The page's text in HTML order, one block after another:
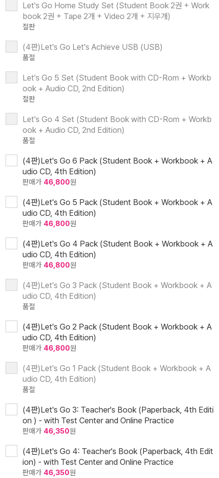
Let's Go Home Study Set (Student Book 2권 + Work
book 2권 + Tape 2개 + Video 2개 + 지우개)
절판
(4판)Let's Go Let's Achieve USB (USB)
품절
Let's Go 5 Set (Student Book with CD-Rom + Workb
ook + Audio CD, 2nd Edition)
절판
Let's Go 4 Set (Student Book with CD-Rom + Workb
ook + Audio CD, 2nd Edition)
품절
(4판)Let's Go 6 Pack (Student Book + Workbook + A
udio CD, 4th Edition)
판매가 46,800원
(4판)Let's Go 5 Pack (Student Book + Workbook + A
udio CD, 4th Edition)
판매가 46,800원
(4판)Let's Go 4 Pack (Student Book + Workbook + A
udio CD, 4th Edition)
판매가 46,800원
(4판)Let's Go 3 Pack (Student Book + Workbook + A
udio CD, 4th Edition)
품절
(4판)Let's Go 2 Pack (Student Book + Workbook + A
udio CD, 4th Edition)
판매가 46,800원
(4판)Let's Go 1 Pack (Student Book + Workbook + A
udio CD, 4th Edition)
품절
(4판)Let's Go 3: Teacher's Book (Paperback, 4th Editi
on ) - with Test Center and Online Practice
판매가 46,350원
(4판)Let's Go 4: Teacher's Book (Paperback, 4th Edit
ion) - with Test Center and Online Practice
판매가 46,350원